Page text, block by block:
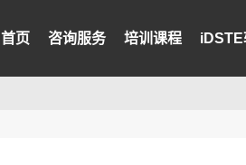
首页 咨询服务 培训课程 iDSTE